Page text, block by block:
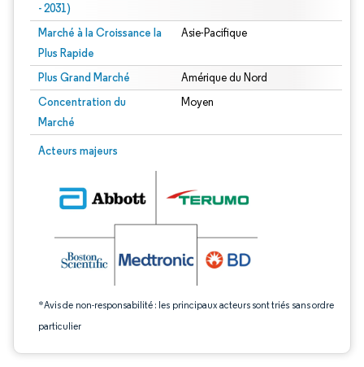
- 2031)
Marché à la Croissance la
Plus Rapide
Asie-Pacifique
Plus Grand Marché Amérique du Nord
Concentration du
Marché
Moyen
Acteurs majeurs
*Avis de non-responsabilité : les principaux acteurs sont triés sans ordre
particulier
Image © Mordor Intelligence. La réutilisation nécessite une attribution sous CC